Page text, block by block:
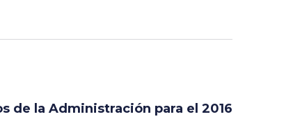
de la Administración para el 2016